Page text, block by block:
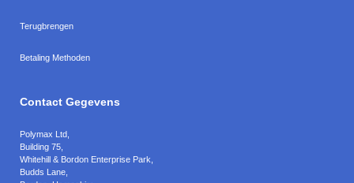
Terugbrengen
Betaling Methoden
Contact Gegevens
Polymax Ltd
Building 75,
Whitehill & Bordon Enterprise Park,
Budds Lane